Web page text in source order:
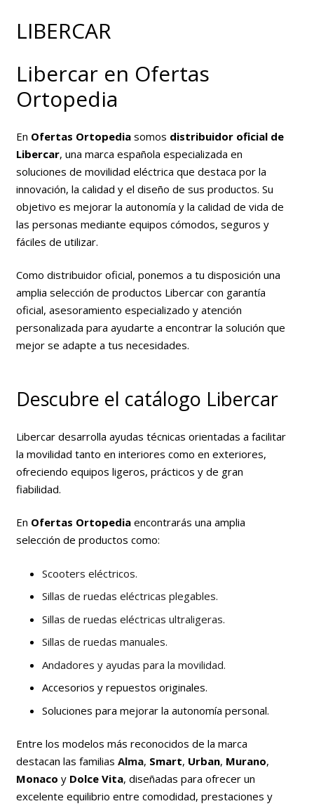
LIBERCAR
Libercar en Ofertas
Ortopedia
En Ofertas Ortopediasomos distribuidor oficial de
Libercar, una marca española especializada en
soluciones de movilidad eléctrica que destaca por la
innovación, la calidad y el diseño de sus productos. Su
objetivo es mejorar la autonomía y la calidad de vida de
las personas mediante equipos cómodos, seguros y
fáciles de utilizar.
Como distribuidor oficial, ponemos a tu disposición una
amplia selección de productos Libercar con garantía
oficial, asesoramiento especializado y atención
personalizada para ayudarte a encontrar la solución que
mejor se adapte a tus necesidades.
Descubre el catálogo Libercar
Libercar desarrolla ayudas técnicas orientadas a facilitar
la movilidad tanto en interiores como en exteriores,
ofreciendo equipos ligeros, prácticos y de gran
fiabilidad.
En Ofertas Ortopediaencontrarás una amplia
selección de productos como:
Scooters eléctricos.
Sillas de ruedas eléctricas plegables.
Sillas de ruedas eléctricas ultraligeras.
Sillas de ruedas manuales.
Andadores y ayudas para la movilidad.
Accesorios y repuestos originales.
Soluciones para mejorar la autonomía personal.
Entre los modelos más reconocidos de la marca
destacan las familias Alma, Smart, Urban, Murano,
Monaco y Dolce Vita, diseñadas para ofrecer un
excelente equilibrio entre comodidad, prestaciones y